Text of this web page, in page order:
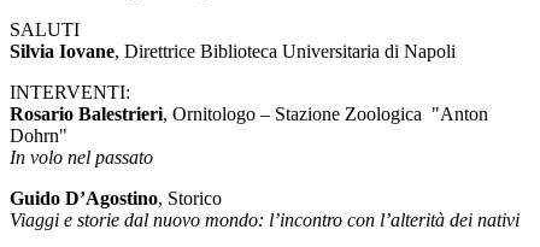
SALUTI
Silvia Iovane, Direttrice Biblioteca Universitaria di Napoli
INTERVENTI:
Rosario Balestrieri, Ornitologo – Stazione Zoologica "Anton
Dohrn"
In volo nel passato
Guido D’Agostino, Storico
Viaggi e storie dal nuovo mondo: l’incontro con l’alterità dei nativi